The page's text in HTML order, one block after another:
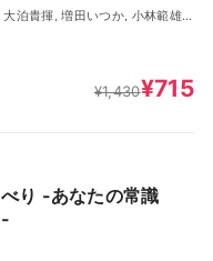
み, 多田啓太, 田所陽向
¥1,430¥715
り -あなたの常識